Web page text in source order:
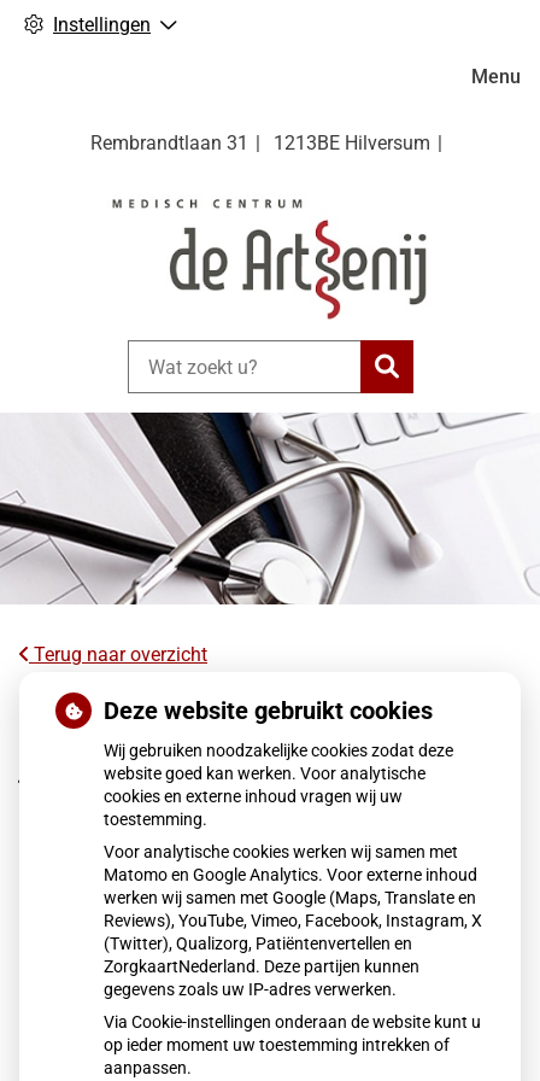
Instellingen
Rembrandtlaan 31 1213BE Hilversum
Zoeken
Menu
Terug naar overzicht
Veel kinderen met slecht oogzicht
hebben geen bril, kapotte bril of niet de
juiste sterkte
Uit onderzoek van het Jeugdeducatiefonds blijkt dat 32
procent van de kinderen met slecht zicht geen goede bril
heeft. Naar schatting gaan 135.000 leerlingen zonder
passende bril naar school, vaak door geldgebrek. Slecht
zicht leidt tot leerproblemen en hoofdpijn.
Lees het hele artikel op: Nationale zorggids
Publicatiedatum:12-01-2026
Deze website gebruikt cookies
Wij gebruiken noodzakelijke cookies zodat deze
website goed kan werken. Voor analytische
cookies en externe inhoud vragen wij uw
toestemming.
Voor analytische cookies werken wij samen met
Matomo en Google Analytics. Voor externe inhoud
werken wij samen met Google (Maps, Translate en
Reviews), YouTube, Vimeo, Facebook, Instagram, X
(Twitter), Qualizorg, Patiëntenvertellen en
ZorgkaartNederland. Deze partijen kunnen
gegevens zoals uw IP-adres verwerken.
Via Cookie-instellingen onderaan de website kunt u
op ieder moment uw toestemming intrekken of
aanpassen.